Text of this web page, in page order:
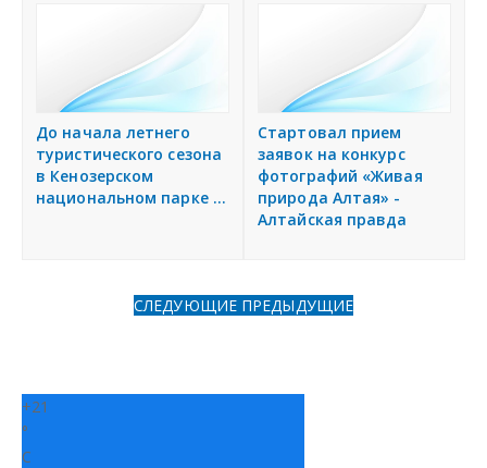
Дать объявление
Регионы России
Создание сайтов
До начала летнего
туристического сезона
в Кенозерском
национальном парке ...
Стартовал прием
заявок на конкурс
фотографий «Живая
природа Алтая» -
Алтайская правда
СЛЕДУЮЩИЕ ПРЕДЫДУЩИЕ
+21
°
C